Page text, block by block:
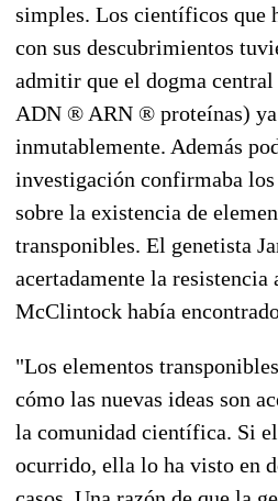
simples. Los científicos que
con sus descubrimientos
admitir que el dogma
ADN ® ARN ® proteínas)
inmutablemente. Además
investigación confirmaba
sobre la existencia de
transponibles. El genetista
acertadamente la resistencia
McClintock había
"Los elementos
cómo las nuevas ideas son
la comunidad científica. Si
ocurrido, ella lo ha visto en